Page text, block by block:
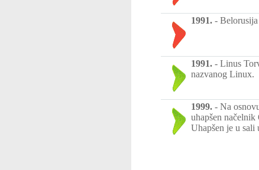
1991. - Belorusija
1991. - Linus
nazvanog Linux.
1999. - Na
uhapšen
Uhapšen je u